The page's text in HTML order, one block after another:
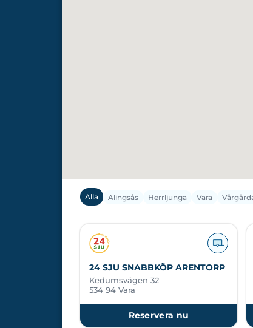
Alla Alingsås Herrljunga Vara
24 SJU SNABBKÖP ARENTORP
Kedumsvägen 32
534 94 Vara
Reservera nu